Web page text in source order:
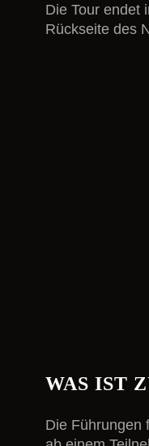
Die Tour endet
Rückseite des
WAS IST
Die Führungen